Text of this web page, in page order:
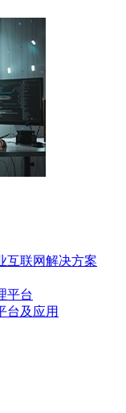
互联网解决方案
平台
台及应用